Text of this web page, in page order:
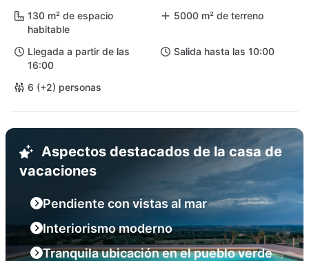
130 m² de espacio
habitable
5000 m² de terreno
Llegada a partir de las
16:00
Salida hasta las 10:00
6 (+2) personas
Aspectos destacados de la casa de
vacaciones
Pendiente con vistas al mar
Interiorismo moderno
Tranquila ubicación en el pueblo verde